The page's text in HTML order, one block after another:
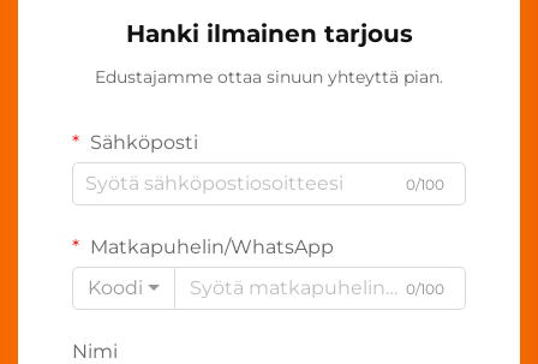
Hanki ilmainen tarjous
Edustajamme ottaa sinuun yhteyttä pian.
Sähköposti
0/100
Matkapuhelin/WhatsApp
Koodi
0/100
Nimi